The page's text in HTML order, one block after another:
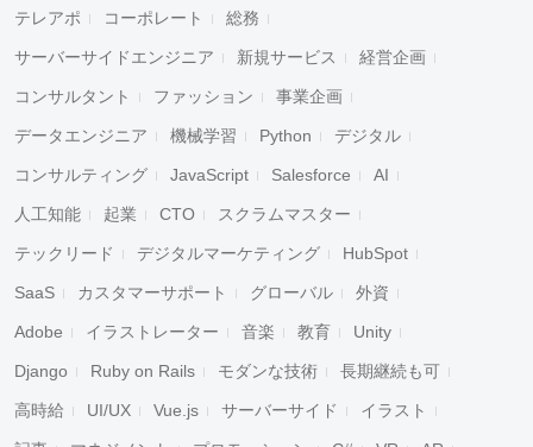
テレアポ コーポレート 総務
サーバーサイドエンジニア 新規サービス 経営企画
コンサルタント ファッション 事業企画
データエンジニア 機械学習 Python デジタル
コンサルティング JavaScript Salesforce AI
人工知能 起業 CTO スクラムマスター
テックリード デジタルマーケティング HubSpot
SaaS カスタマーサポート グローバル 外資
Adobe イラストレーター 音楽 教育 Unity
Django Ruby on Rails モダンな技術 長期継続も可
高時給 UI/UX Vue.js サーバーサイド イラスト